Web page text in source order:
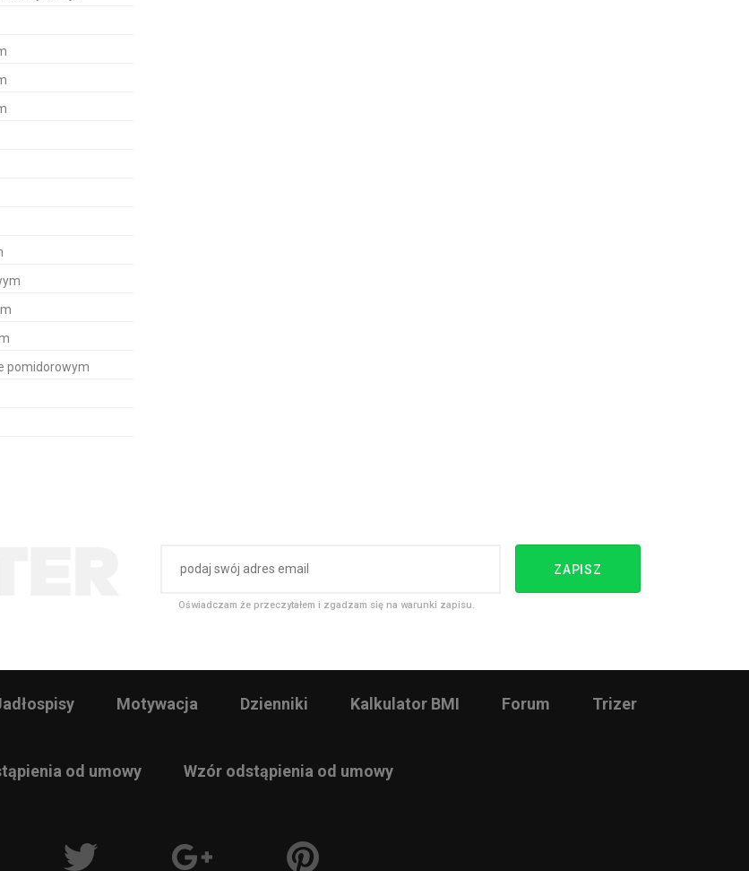
pomidorowym
ZAPISZ
Oświadczam że przeczytałem i zgadzam się na warunki zapisu.
Motywacja Dzienniki Kalkulator BMI Forum Trizer
od umowy Wzór odstąpienia od umowy